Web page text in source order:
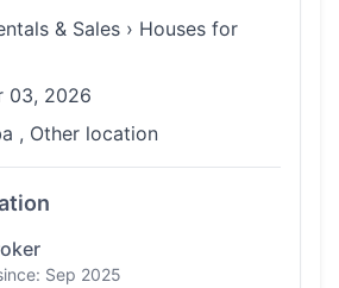
& Sales › Houses for
03, 2026
, Other location
Sep 2025